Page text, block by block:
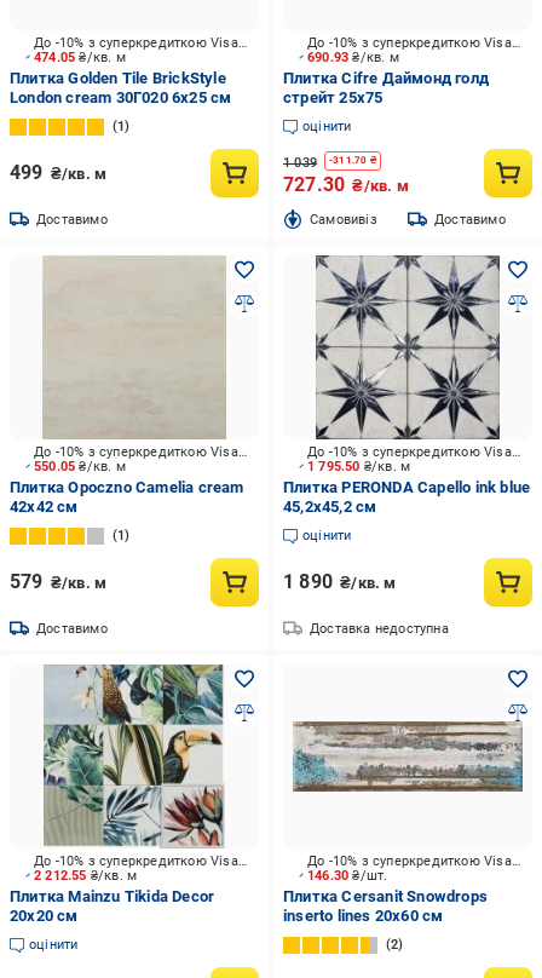
474.05₴/кв. м
До -10% з суперкредиткою Visa Вигода
Плитка Golden Tile BrickStyle
London cream 30Г020 6x25 см
1
499 ₴/кв. м
Доставимо
690.93₴/кв. м
До -10% з суперкредиткою Visa Вигода
Плитка Cifre Даймонд голд
стрейт 25x75
оцінити
1 039 -311.70 ₴
727.30 ₴/кв. м
Cамовивіз Доставимо
550.05₴/кв. м
До -10% з суперкредиткою Visa Вигода
Плитка Opoczno Camelia cream
42x42 см
1
579 ₴/кв. м
Доставимо
1 795.50 ₴/кв. м
До -10% з суперкредиткою Visa Вигода
Плитка PERONDA Capello ink blue
45,2x45,2 см
оцінити
1 890 ₴/кв. м
Доставка недоступна
2 212.55 ₴/кв. м
До -10% з суперкредиткою Visa Вигода
Плитка Mainzu Tikida Decor
20x20 см
оцінити
146.30₴/шт.
До -10% з суперкредиткою Visa Вигода
Плитка Cersanit Snowdrops
inserto lines 20x60 см
2